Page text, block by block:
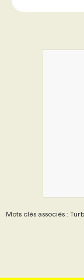
Mots clés associés :